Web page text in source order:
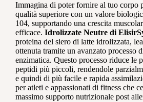
Immagina di poter fornire al tuo corpo
qualità superiore con un valore
104, supportando una crescita
efficace. Idrolizzate Neutre di
proteina del siero di latte idrolizzata,
ottenuta tramite un avanzato processo
enzimatica. Questo processo riduce le
peptidi più piccoli, rendendole
e quindi di più facile e rapida
per atleti e appassionati di fitness che
massimo supporto nutrizionale post